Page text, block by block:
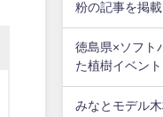
粉の記事を掲
徳島県×ソフト
た植樹イベン
みなとモデル